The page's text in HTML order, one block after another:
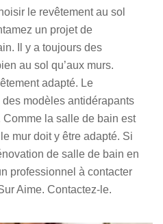
le revêtement au sol
un projet de
Il y a toujours des
au sol qu’aux murs.
adapté. Le
modèles antidérapants
la salle de bain est
mur doit y être adapté. Si
de salle de bain en
professionnel à contacter
Aime. Contactez-le.